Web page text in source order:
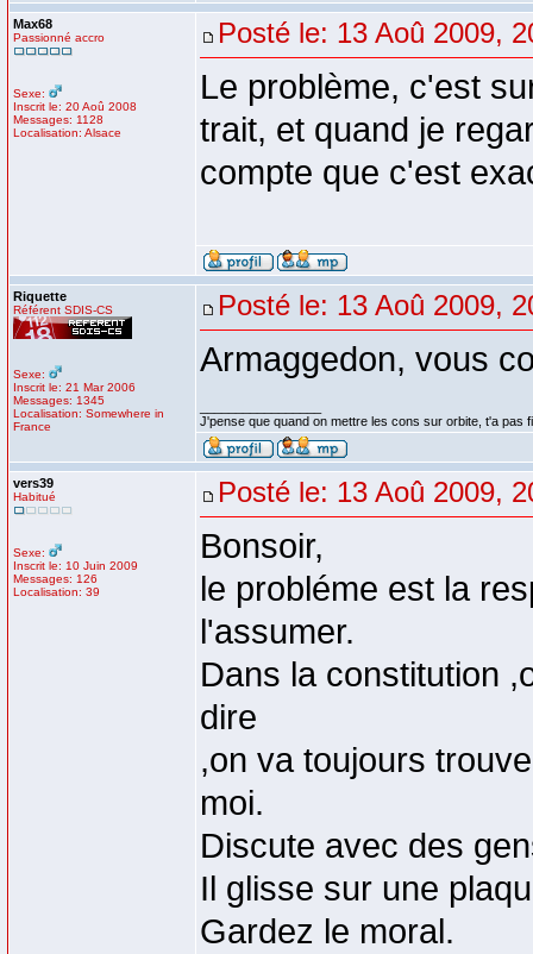
Max68
Passionné accro
Sexe:
Inscrit le: 20 Aoû 2008
Messages: 1128
Localisation: Alsace
Posté le: 13 Aoû 2009,
Le problème, c'est
trait, et quand je
compte que c'est
Riquette
Référent SDIS-CS
Sexe:
Inscrit le: 21 Mar 2006
Messages: 1345
Localisation: Somewhere in
France
Posté le: 13 Aoû 2009,
Armaggedon, vous
J'pense que quand on mettre les cons sur orbite, t'a pas
vers39
Habitué
Sexe:
Inscrit le: 10 Juin 2009
Messages: 126
Localisation: 39
Posté le: 13 Aoû 2009,
Bonsoir,
le probléme est la
l'assumer.
Dans la constitution
dire
,on va toujours
moi.
Discute avec des
Il glisse sur une
Gardez le moral.